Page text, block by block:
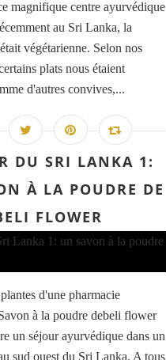
magnifique centre ayurvédique
au Sri Lanka, la
végétarienne. Selon nos
plats nous étaient
d'autres convives,...
DU SRI LANKA 1:
À LA POUDRE DE
FLOWER
d'une pharmacie
à la poudre debeli flower
un séjour ayurvédique dans un
sud ouest du Sri Lanka. A tous